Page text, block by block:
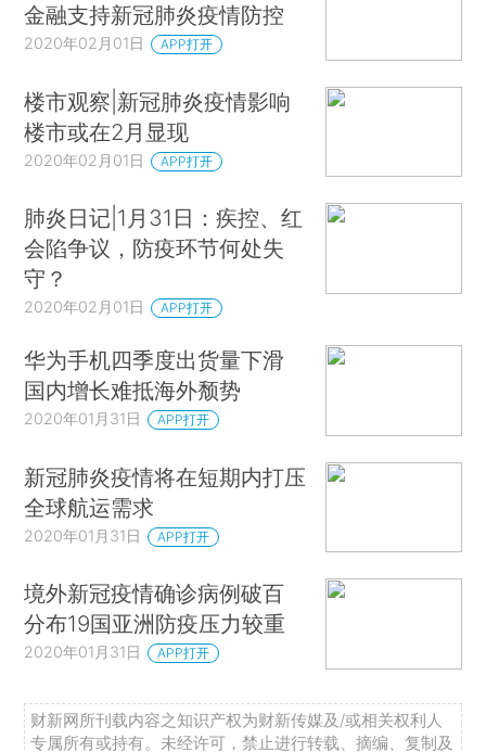
金融支持新冠肺炎疫情防控
2020年02月01日 APP打开
楼市观察|新冠肺炎疫情影响
楼市或在2月显现
2020年02月01日 APP打开
肺炎日记|1月31日：疾控、红
会陷争议，防疫环节何处失
守？
2020年02月01日 APP打开
华为手机四季度出货量下滑
国内增长难抵海外颓势
2020年01月31日 APP打开
新冠肺炎疫情将在短期内打压
全球航运需求
2020年01月31日 APP打开
境外新冠疫情确诊病例破百
分布19国亚洲防疫压力较重
2020年01月31日 APP打开
财新网所刊载内容之知识产权为财新传媒及/或相关权利人
专属所有或持有。未经许可，禁止进行转载、摘编、复制及